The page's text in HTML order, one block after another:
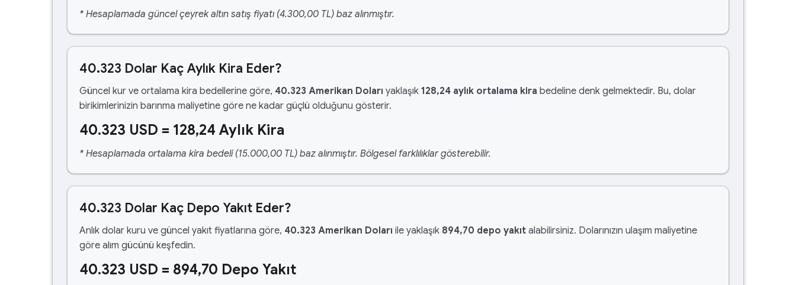
* Hesaplamada güncel çeyrek altın satış fiyatı (4.300,00 TL) baz alınmıştır.
40.323 Dolar Kaç Aylık Kira Eder?
Güncel kur ve ortalama kira bedellerine göre, 40.323 Amerikan Doları yaklaşık 128,24 aylık ortalama kira bedeline denk gelmektedir. Bu, dolar
birikimlerinizin barınma maliyetine göre ne kadar güçlü olduğunu gösterir.
40.323 USD = 128,24 Aylık Kira
* Hesaplamada ortalama kira bedeli (15.000,00 TL) baz alınmıştır. Bölgesel farklılıklar gösterebilir.
40.323 Dolar Kaç Depo Yakıt Eder?
Anlık dolar kuru ve güncel yakıt fiyatlarına göre, 40.323 Amerikan Doları ile yaklaşık 894,70 depo yakıt alabilirsiniz. Dolarınızın ulaşım maliyetine
göre alım gücünü keşfedin.
40.323 USD = 894,70 Depo Yakıt